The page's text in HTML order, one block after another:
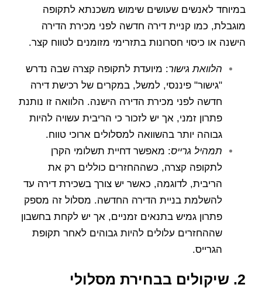
במיוחד לאנשים שעושים שימוש משכנתא לתקופה
מוגבלת, כמו קניית דירה חדשה לפני מכירת הדירה
הישנה או כיסוי חסרונות בתזרימי מזומנים לטווח קצר.
הלוואת גישור: מיועדת לתקופה קצרה שבה נדרש
"גישור" פיננסי, למשל, במקרים של רכישת דירה
חדשה לפני מכירת הדירה הישנה. הלוואה זו נותנת
פתרון זמני, אך יש לזכור כי הריבית עשויה להיות
גבוהה יותר בהשוואה למסלולים ארוכי טווח.
תמהיל גרייס: מאפשר דחיית תשלומי הקרן
לתקופה קצרה, כשההחזרים כוללים רק את
הריבית, לדוגמה, כאשר יש צורך בשכירת דירה עד
להשלמת בניית הדירה החדשה. מסלול זה מספק
פתרון גמיש בתנאים זמניים, אך יש לקחת בחשבון
שההחזרים עלולים להיות גבוהים לאחר תקופת
הגרייס.
2. שיקולים בבחירת מסלולי